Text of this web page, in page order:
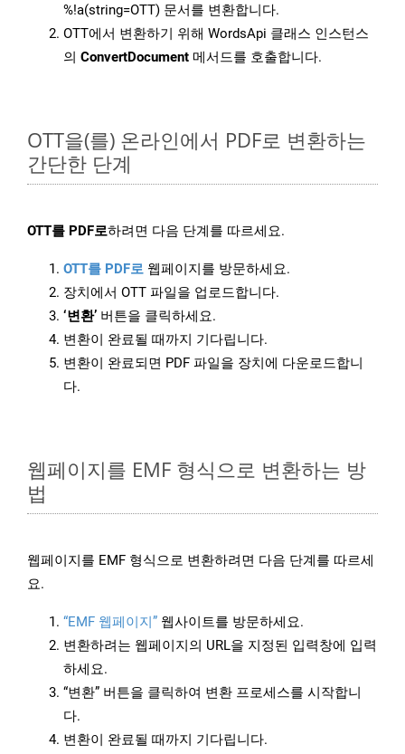
%!a(string=OTT) 문서를 변환합니다.
OTT에서 변환하기 위해 WordsApi 클래스 인스턴스
의 ConvertDocument 메서드를 호출합니다.
OTT을(를) 온라인에서 PDF로 변환하는
간단한 단계
OTT를 PDF로하려면 다음 단계를 따르세요.
OTT를 PDF로 웹페이지를 방문하세요.
장치에서 OTT 파일을 업로드합니다.
‘변환’ 버튼을 클릭하세요.
변환이 완료될 때까지 기다립니다.
변환이 완료되면 PDF 파일을 장치에 다운로드합니
다.
웹페이지를 EMF 형식으로 변환하는 방
법
웹페이지를 EMF 형식으로 변환하려면 다음 단계를 따르세
요.
“EMF 웹페이지” 웹사이트를 방문하세요.
변환하려는 웹페이지의 URL을 지정된 입력창에 입력
하세요.
“변환” 버튼을 클릭하여 변환 프로세스를 시작합니
다.
변환이 완료될 때까지 기다립니다.